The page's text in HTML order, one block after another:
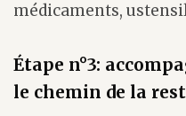
médicaments,
Étape n°3:
le chemin de la